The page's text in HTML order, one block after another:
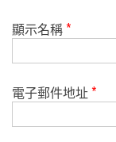
顯示名稱*
電子郵件地址*